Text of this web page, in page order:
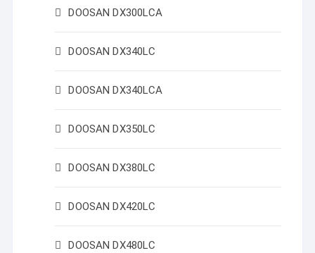
DOOSAN DX300LCA
DOOSAN DX340LC
DOOSAN DX340LCA
DOOSAN DX350LC
DOOSAN DX380LC
DOOSAN DX420LC
DOOSAN DX480LC